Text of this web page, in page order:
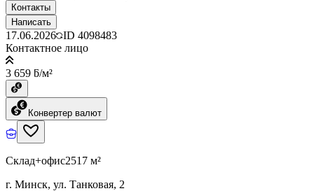
Контакты
Написать
17.06.2026 ID 4098483
Контактное лицо
3 659 ƃ/м²
Конвертер валют
Склад+офис2517 м²
г. Минск, ул. Танковая, 2